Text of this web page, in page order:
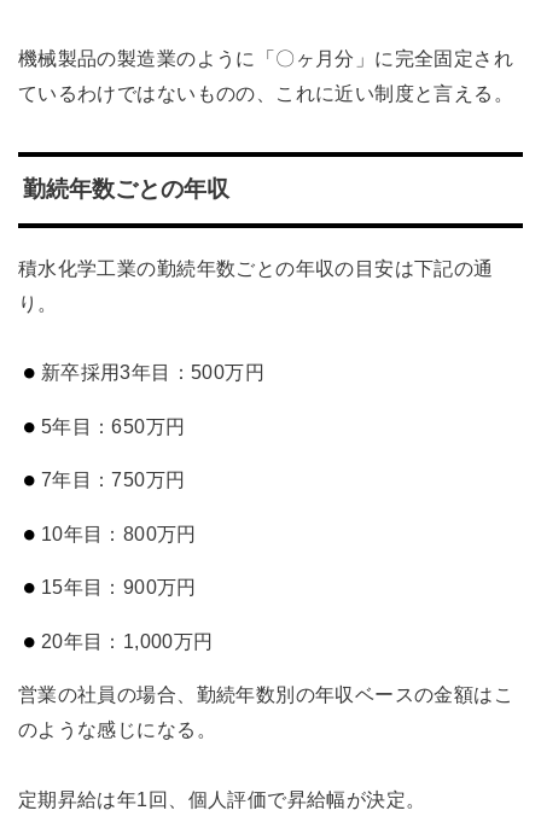
機械製品の製造業のように「〇ヶ月分」に完全固定され
ているわけではないものの、これに近い制度と言える。
勤続年数ごとの年収
積水化学工業の勤続年数ごとの年収の目安は下記の通
り。
新卒採用3年目：500万円
5年目：650万円
7年目：750万円
10年目：800万円
15年目：900万円
20年目：1,000万円
営業の社員の場合、勤続年数別の年収ベースの金額はこ
のような感じになる。
定期昇給は年1回、個人評価で昇給幅が決定。